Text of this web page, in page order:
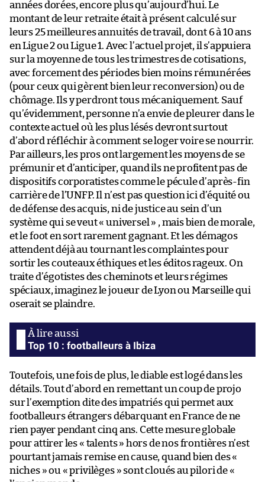
années dorées, encore plus qu’aujourd’hui. Le
montant de leur retraite était à présent calculé sur
leurs 25 meilleures annuités de travail, dont 6 à 10 ans
en Ligue 2 ou Ligue 1. Avec l’actuel projet, il s’appuiera
sur la moyenne de tous les trimestres de cotisations,
avec forcement des périodes bien moins rémunérées
(pour ceux qui gèrent bien leur reconversion) ou de
chômage. Ils y perdront tous mécaniquement. Sauf
qu’évidemment, personne n’a envie de pleurer dans le
contexte actuel où les plus lésés devront surtout
d’abord réfléchir à comment se loger voire se nourrir.
Par ailleurs, les pros ont largement les moyens de se
prémunir et d’anticiper, quand ils ne profitent pas de
dispositifs corporatistes comme le pécule d’après-fin
carrière de l’UNFP. Il n’est pas question ici d’équité ou
de défense des acquis, ni de justice au sein d’un
système qui se veut « universel » , mais bien de morale,
et le foot en sort rarement gagnant. Et les démagos
attendent déjà au tournant les complaintes pour
sortir les couteaux éthiques et les éditos rageux. On
traite d’égotistes des cheminots et leurs régimes
spéciaux, imaginez le joueur de Lyon ou Marseille qui
oserait se plaindre.
Top 10 : footballeurs à Ibiza
Toutefois, une fois de plus, le diable est logé dans les
détails. Tout d’abord en remettant un coup de projo
sur l’exemption dite des impatriés qui permet aux
footballeurs étrangers débarquant en France de ne
rien payer pendant cinq ans. Cette mesure globale
pour attirer les « talents » hors de nos frontières n’est
pourtant jamais remise en cause, quand bien des «
niches » ou « privilèges » sont cloués au pilori de «